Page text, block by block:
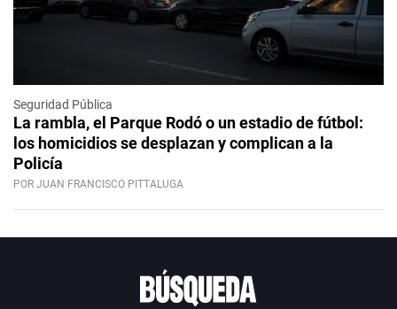
Seguridad Pública
La rambla, el Parque Rodó o un estadio de fútbol:
los homicidios se desplazan y complican a la
Policía
POR JUAN FRANCISCO PITTALUGA